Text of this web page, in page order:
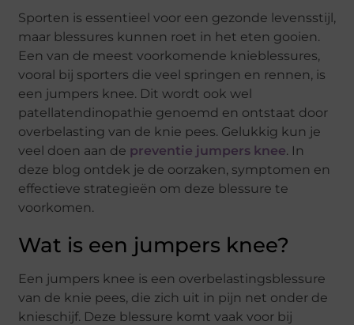
Sporten is essentieel voor een gezonde levensstijl,
maar blessures kunnen roet in het eten gooien.
Een van de meest voorkomende knieblessures,
vooral bij sporters die veel springen en rennen, is
een jumpers knee. Dit wordt ook wel
patellatendinopathie genoemd en ontstaat door
overbelasting van de knie pees. Gelukkig kun je
veel doen aan de preventie jumpers knee. In
deze blog ontdek je de oorzaken, symptomen en
effectieve strategieën om deze blessure te
voorkomen.
Wat is een jumpers knee?
Een jumpers knee is een overbelastingsblessure
van de knie pees, die zich uit in pijn net onder de
knieschijf. Deze blessure komt vaak voor bij